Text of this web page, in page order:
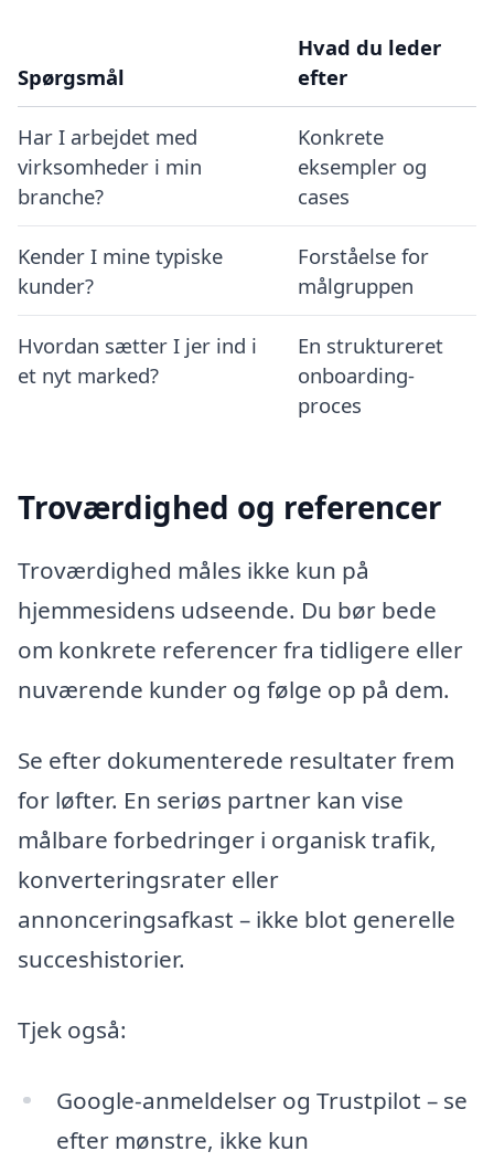
Spørgsmål
Hvad du leder
efter
Har I arbejdet med
virksomheder i min
branche?
Konkrete
eksempler og
cases
Kender I mine typiske
kunder?
Forståelse for
målgruppen
Hvordan sætter I jer ind i
et nyt marked?
En struktureret
onboarding-
proces
Troværdighed og referencer
Troværdighed måles ikke kun på
hjemmesidens udseende. Du bør bede
om konkrete referencer fra tidligere eller
nuværende kunder og følge op på dem.
Se efter dokumenterede resultater frem
for løfter. En seriøs partner kan vise
målbare forbedringer i organisk trafik,
konverteringsrater eller
annonceringsafkast – ikke blot generelle
succeshistorier.
Tjek også:
Google-anmeldelser og Trustpilot – se
efter mønstre, ikke kun